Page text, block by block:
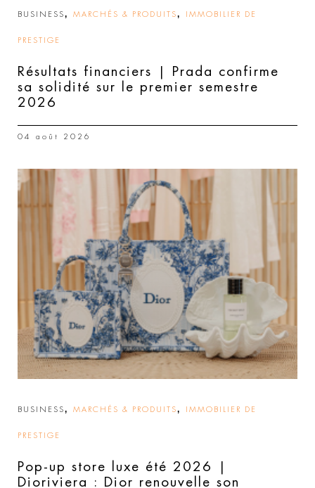
BUSINESS, MARCHÉS & PRODUITS, IMMOBILIER DE
PRESTIGE
Résultats financiers | Prada confirme
sa solidité sur le premier semestre
2026
04 août 2026
BUSINESS, MARCHÉS & PRODUITS, IMMOBILIER DE
PRESTIGE
Pop-up store luxe été 2026 |
Dioriviera : Dior renouvelle son